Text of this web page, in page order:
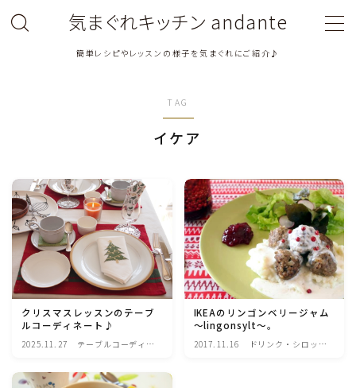
気まぐれキッチン andante
簡単レシピやレッスンの様子を気まぐれにご紹介♪
鶏肉料理
豚肉料理
牛肉料理
ひき肉料理
魚介料理
TAG
イケア
クリスマスレッスンのテーブ
ルコーディネート♪
2025.11.27
テーブルコーディネ
具
IKEAのリンゴンベリージャム
～lingonsylt～。
2017.11.16
ドリンク・シロッ